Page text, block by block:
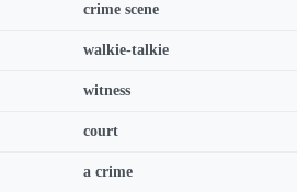
crime scene
walkie-talkie
witness
court
a crime